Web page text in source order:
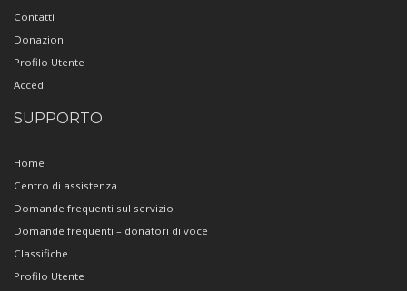
Contatti
Donazioni
Profilo Utente
Accedi
SUPPORTO
Home
Centro di assistenza
Domande frequenti sul servizio
Domande frequenti – donatori di voce
Classifiche
Profilo Utente